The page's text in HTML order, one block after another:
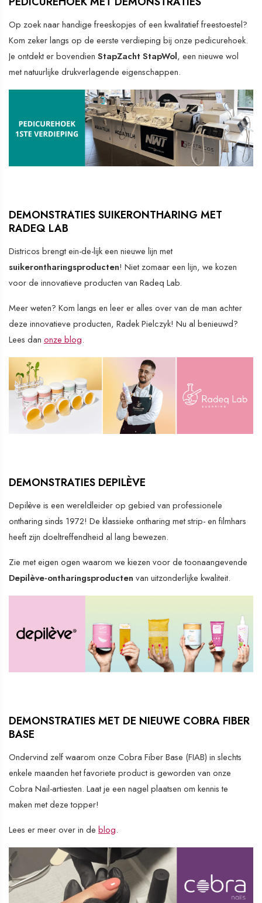
Op zoek naar handige freeskopjes of een kwalitatief freestoestel?
Kom zeker langs op de eerste verdieping bij onze pedicurehoek.
Je ontdekt er bovendien StapZacht StapWol, een nieuwe wol
met natuurlijke drukverlagende eigenschappen.
DEMONSTRATIES SUIKERONTHARING MET
RADEQ LAB
Districos brengt ein-de-lijk een nieuwe lijn met
suikerontharingsproducten! Niet zomaar een lijn, we kozen
voor de innovatieve producten van Radeq Lab.
Meer weten? Kom langs en leer er alles over van de man achter
deze innovatieve producten, Radek Pielczyk! Nu al benieuwd?
Lees dan onze blog.
DEMONSTRATIES DEPILÈVE
Depilève is een wereldleider op gebied van professionele
ontharing sinds 1972! De klassieke ontharing met strip- en filmhars
heeft zijn doeltreffendheid al lang bewezen.
Zie met eigen ogen waarom we kiezen voor de toonaangevende
Depilève-ontharingsproducten van uitzonderlijke kwaliteit.
DEMONSTRATIES MET DE NIEUWE COBRA FIBER
BASE
Ondervind zelf waarom onze Cobra Fiber Base (FIAB) in slechts
enkele maanden het favoriete product is geworden van onze
Cobra Nail-artiesten. Laat je een nagel plaatsen om kennis te
maken met deze topper!
Lees er meer over in de blog.